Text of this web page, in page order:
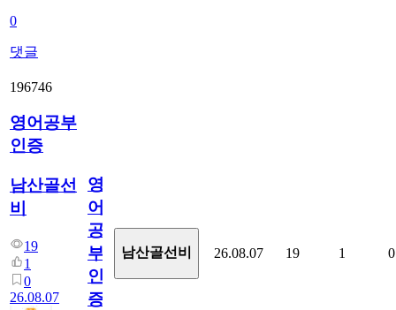
0
댓글
196746
영어공부
인증
남산골선
비
19
1
0
26.08.07
영
어
공
부
인
증
남산골선비 26.08.07 19 1 0